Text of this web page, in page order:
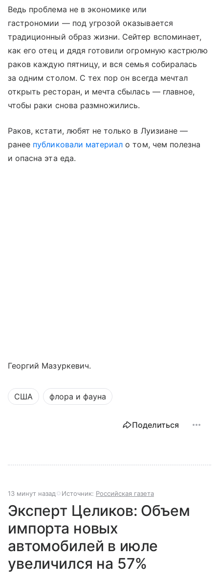
Ведь проблема не в экономике или
гастрономии — под угрозой оказывается
традиционный образ жизни. Сейтер вспоминает,
как его отец и дядя готовили огромную кастрюлю
раков каждую пятницу, и вся семья собиралась
за одним столом. С тех пор он всегда мечтал
открыть ресторан, и мечта сбылась — главное,
чтобы раки снова размножились.
Раков, кстати, любят не только в Луизиане —
ранее публиковали материал о том, чем полезна
и опасна эта еда.
Георгий Мазуркевич.
США флора и фауна
Поделиться
13 минут назад Источник: Российская газета
Эксперт Целиков: Объем
импорта новых
автомобилей в июле
увеличился на 57%